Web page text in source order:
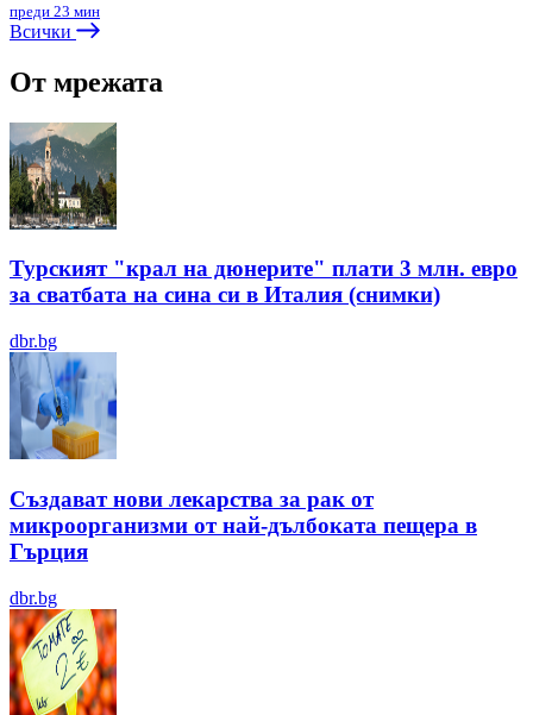
преди 23 мин
Всички
От мрежата
Турският "крал на дюнерите" плати 3 млн. евро
за сватбата на сина си в Италия (снимки)
dbr.bg
Създават нови лекарства за рак от
микроорганизми от най-дълбоката пещера в
Гърция
dbr.bg